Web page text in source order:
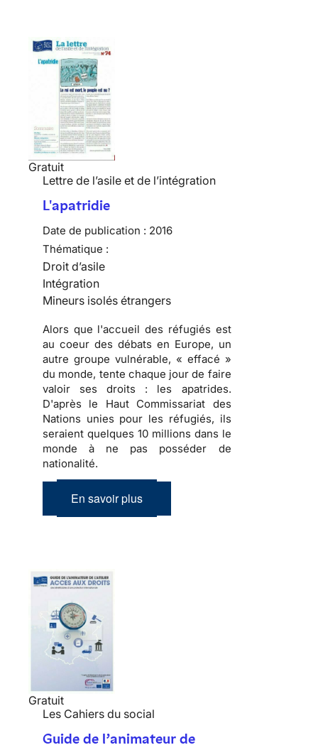
Gratuit
Lettre de l’asile et de l’intégration
L'apatridie
Date de publication : 2016
Thématique :
Droit d’asile
Intégration
Mineurs isolés étrangers
Alors que l'accueil des réfugiés est
au coeur des débats en Europe, un
autre groupe vulnérable, « effacé »
du monde, tente chaque jour de faire
valoir ses droits : les apatrides.
D'après le Haut Commissariat des
Nations unies pour les réfugiés, ils
seraient quelques 10 millions dans le
monde à ne pas posséder de
nationalité.
En savoir plus
Gratuit
Les Cahiers du social
Guide de l’animateur de